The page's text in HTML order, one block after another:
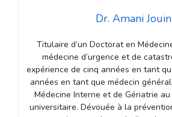
Dr. Amani
Titulaire d’un Doctorat en
médecine d’urgence et de
expérience de cinq années en tant
années en tant que médecin
Médecine Interne et de Gériatrie au
universitaire. Dévouée à la